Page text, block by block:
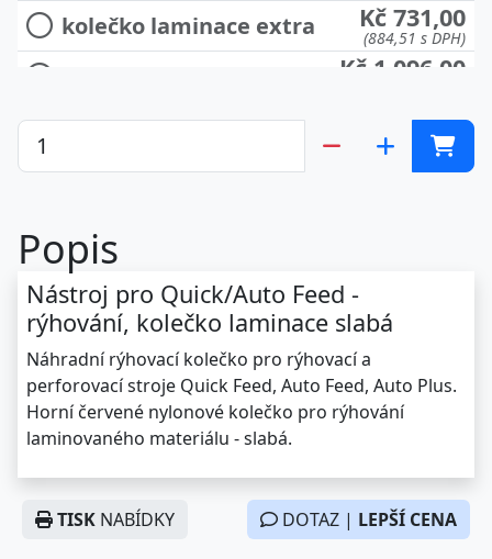
kolečko laminace extra Kč 731,00
(884,51 s DPH)
Kč 1.096,00
spodní kolečko 200-270g Kč 1.096,00
(1.326,16 s DPH)
spodní kolečko 250-350g Kč 1.096,00
podávací pásek
Popis
Nástroj pro Quick/Auto Feed -
rýhování, kolečko laminace slabá
Náhradní rýhovací kolečko pro rýhovací a
perforovací stroje Quick Feed, Auto Feed, Auto Plus.
Horní červené nylonové kolečko pro rýhování
laminovaného materiálu - slabá.
TISK NABÍDKY DOTAZ | LEPŠÍ CENA